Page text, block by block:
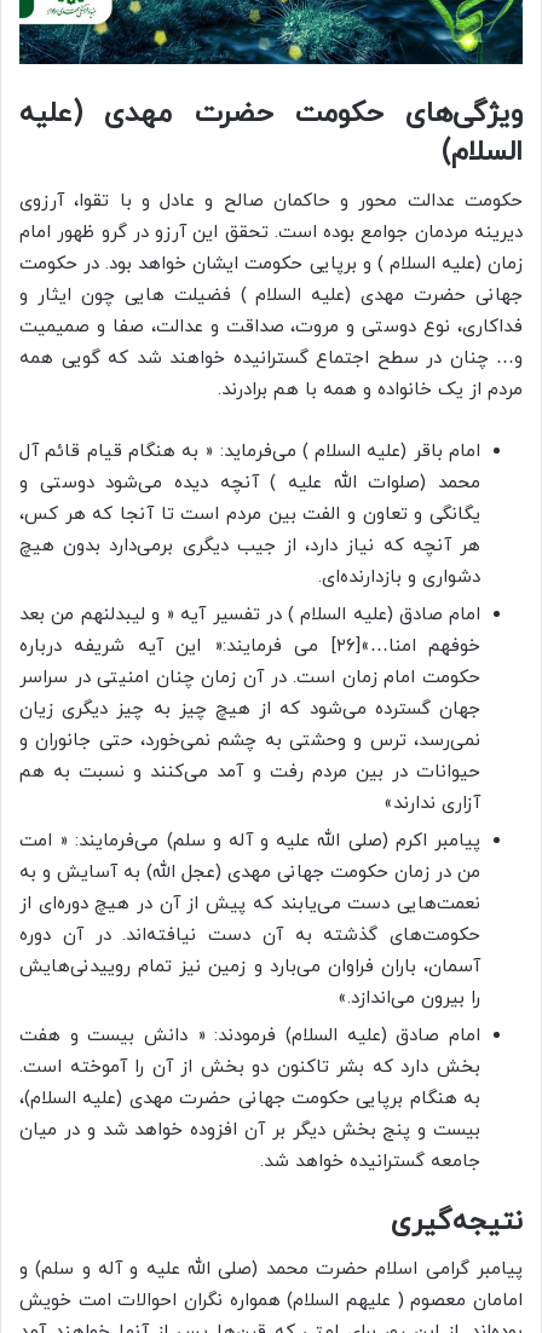
ویژگی‌های حکومت حضرت مهدی (علیه
السلام)
حکومت عدالت محور و حاکمان صالح و عادل و با تقوا، آرزوی
دیرینه مردمان جوامع بوده است. تحقق این آرزو در گرو ظهور امام
زمان (علیه السلام ) و برپایی حکومت ایشان خواهد بود. در حکومت
جهانی حضرت مهدی (علیه السلام ) فضیلت هایی چون ایثار و
فداکاری، نوع دوستی و مروت، صداقت و عدالت، صفا و صمیمیت
و… چنان در سطح اجتماع گسترانیده خواهند شد که گویی همه
مردم از یک خانواده و همه با هم برادرند.
امام باقر (علیه السلام ) می‌فرماید: « به هنگام قیام قائم آل
محمد (صلوات الله علیه ) آنچه دیده می‌شود دوستی و
یگانگی و تعاون و الفت بین مردم است تا آنجا که هر کس،
هر آنچه که نیاز دارد، از جیب دیگری برمی‌دارد بدون هیچ
دشواری و بازدارنده‌ای.
امام صادق (علیه السلام ) در تفسیر آیه « و لیبدلنهم من بعد
خوفهم امنا…»[۲۶] می فرمایند:« این آیه شریفه درباره
حکومت امام زمان است. در آن زمان چنان امنیتی در سراسر
جهان گسترده می‌شود که از هیچ چیز به چیز دیگری زیان
نمی‌رسد، ترس و وحشتی به چشم نمی‌خورد، حتی جانوران و
حیوانات در بین مردم رفت و آمد می‌کنند و نسبت به هم
آزاری ندارند»
پیامبر اکرم (صلی الله علیه و آله و سلم) می‌فرمایند: « امت
من در زمان حکومت جهانی مهدی (عجل الله) به آسایش و به
نعمت‌هایی دست می‌یابند که پیش از آن در هیچ دوره‌ای از
حکومت‌های گذشته به آن دست نیافته‌اند. در آن دوره
آسمان، باران فراوان می‌بارد و زمین نیز تمام روییدنی‌هایش
را بیرون می‌اندازد.»
امام صادق (علیه السلام) فرمودند: « دانش بیست و هفت
بخش دارد که بشر تاکنون دو بخش از آن را آموخته است.
به هنگام برپایی حکومت جهانی حضرت مهدی (علیه السلام)،
بیست و پنج بخش دیگر بر آن افزوده خواهد شد و در میان
جامعه گسترانیده خواهد شد.
نتیجه‌گیری
پیامبر گرامی اسلام حضرت محمد (صلی الله علیه و آله و سلم) و
امامان معصوم ( علیهم السلام) همواره نگران احوالات امت خویش